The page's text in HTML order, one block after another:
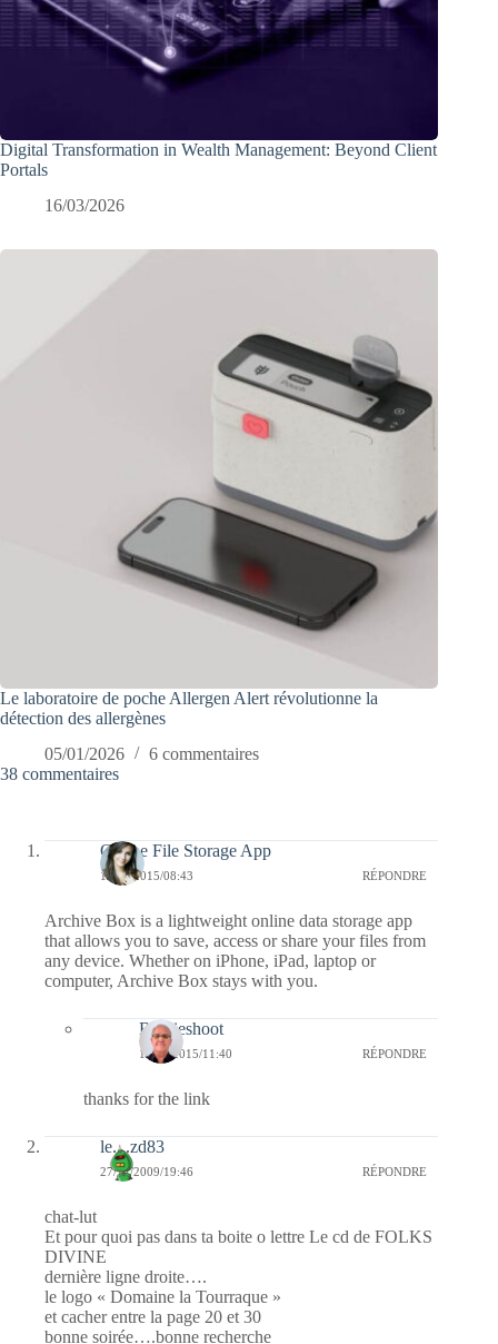
Digital Transformation in Wealth Management: Beyond Client
Portals
16/03/2026
Le laboratoire de poche Allergen Alert révolutionne la
détection des allergènes
05/01/2026
6 commentaires
38 commentaires
Online File Storage App
17/02/2015/08:43 RÉPONDRE
Archive Box is a lightweight online data storage app
that allows you to save, access or share your files from
any device. Whether on iPhone, iPad, laptop or
computer, Archive Box stays with you.
Bernieshoot
17/02/2015/11:40 RÉPONDRE
thanks for the link
le....zd83
27/12/2009/19:46 RÉPONDRE
chat-lut
Et pour quoi pas dans ta boite o lettre Le cd de FOLKS
DIVINE
dernière ligne droite….
le logo « Domaine la Tourraque »
et cacher entre la page 20 et 30
bonne soirée….bonne recherche